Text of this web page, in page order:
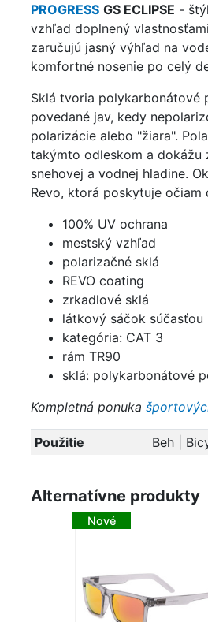
PROGRESS GS ECLIPSE -
vzhľad doplnený
zaručujú jasný výhľad na
komfortné nosenie po celý
Sklá tvoria polykarbonátové
povedané jav, kedy
polarizácie alebo "žiara".
takýmto odleskom a dokážu
snehovej a vodnej hladine.
Revo, ktorá poskytuje očiam
100% UV ochrana
mestský vzhľad
polarizačné sklá
REVO coating
zrkadlové sklá
látkový sáčok súčasťou
kategória: CAT 3
rám TR90
sklá: polykarbonátové
Kompletná ponuka
Použitie Beh |
Alternatívne produkty
Nové